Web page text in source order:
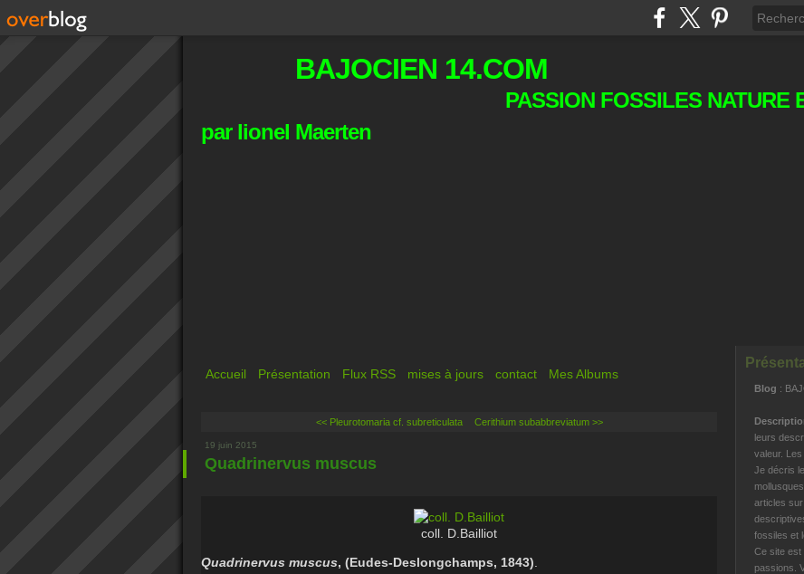
BAJOCIEN 14.COM
PASSION FOSSILES NATURE
par lionel Maerten
Accueil Présentation Flux RSS mises à jours contact Mes Albums
<< Pleurotomaria cf. subreticulata Cerithium subabbreviatum >>
19 juin 2015
Quadrinervus muscus
coll. D.Bailliot
Quadrinervus muscus, (Eudes-Deslongchamps, 1843)
Blog :
leurs
valeur.
Je décris
articles
fossiles et
Ce site est
passions.